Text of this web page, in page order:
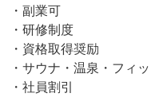
・副業可
・研修制度
・資格取得奨励
・サウナ・温泉・フィ
・社員割引